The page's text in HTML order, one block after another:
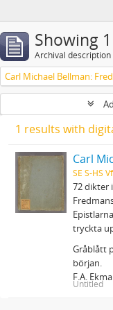
Showing
Archival description
1 results with
SE S-HS
72 dikter
tryckta
Gråblått
början.
F.A.
Untitled